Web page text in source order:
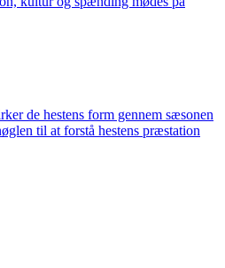
de hestens form gennem sæsonen
til at forstå hestens præstation